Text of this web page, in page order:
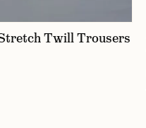
Twill Trousers